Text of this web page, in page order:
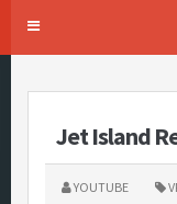
Toggle
Jet Island
YOUTUBE